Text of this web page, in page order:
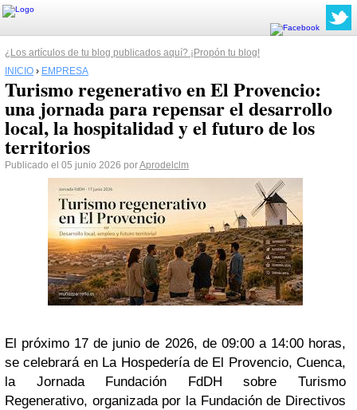
¿Los artículos de tu blog publicados aquí? ¡Propón tu blog!
INICIO › EMPRESA
Turismo regenerativo en El Provencio:
una jornada para repensar el desarrollo
local, la hospitalidad y el futuro de los
territorios
Publicado el 05 junio 2026 porAprodelclm
El próximo 17 de junio de 2026, de 09:00 a 14:00 horas,
se celebrará en La Hospedería de El Provencio, Cuenca,
la Jornada Fundación FdDH sobre Turismo
Regenerativo, organizada por la Fundación de Directivos